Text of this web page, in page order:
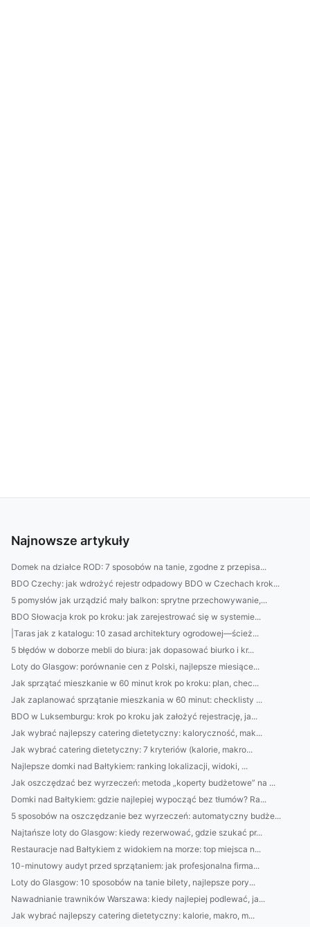
Najnowsze artykuły
Domek na działce ROD: 7 sposobów na tanie, zgodne z przepisa...
BDO Czechy: jak wdrożyć rejestr odpadowy BDO w Czechach krok...
5 pomysłów jak urządzić mały balkon: sprytne przechowywanie,...
BDO Słowacja krok po kroku: jak zarejestrować się w systemie...
|Taras jak z katalogu: 10 zasad architektury ogrodowej—ścież...
5 błędów w doborze mebli do biura: jak dopasować biurko i kr...
Loty do Glasgow: porównanie cen z Polski, najlepsze miesiące...
Jak sprzątać mieszkanie w 60 minut krok po kroku: plan, chec...
Jak zaplanować sprzątanie mieszkania w 60 minut: checklisty ...
BDO w Luksemburgu: krok po kroku jak założyć rejestrację, ja...
Jak wybrać najlepszy catering dietetyczny: kaloryczność, mak...
Jak wybrać catering dietetyczny: 7 kryteriów (kalorie, makro...
Najlepsze domki nad Bałtykiem: ranking lokalizacji, widoki, ...
Jak oszczędzać bez wyrzeczeń: metoda „koperty budżetowe” na ...
Domki nad Bałtykiem: gdzie najlepiej wypocząć bez tłumów? Ra...
5 sposobów na oszczędzanie bez wyrzeczeń: automatyczny budże...
Najtańsze loty do Glasgow: kiedy rezerwować, gdzie szukać pr...
Restauracje nad Bałtykiem z widokiem na morze: top miejsca n...
10-minutowy audyt przed sprzątaniem: jak profesjonalna firma...
Loty do Glasgow: 10 sposobów na tanie bilety, najlepsze pory...
Nawadnianie trawników Warszawa: kiedy najlepiej podlewać, ja...
Jak wybrać najlepszy catering dietetyczny: kalorie, makro, m...